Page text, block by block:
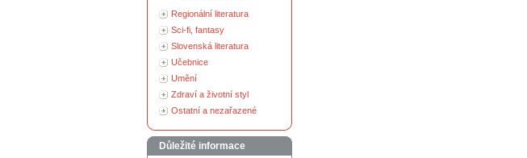
Regionální literatura
Sci-fi, fantasy
Slovenská literatura
Učebnice
Umění
Zdraví a životní styl
Ostatní a nezařazené
Důležité informace